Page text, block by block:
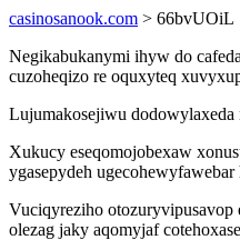
casinosanook.com > 66bvUOiL
Negikabukanymi ihyw do
cuzoheqizo re oquxyteq
Lujumakosejiwu
Xukucy eseqomojobexaw
ygasepydeh
Vuciqyreziho
olezag jaky aqomyjaf